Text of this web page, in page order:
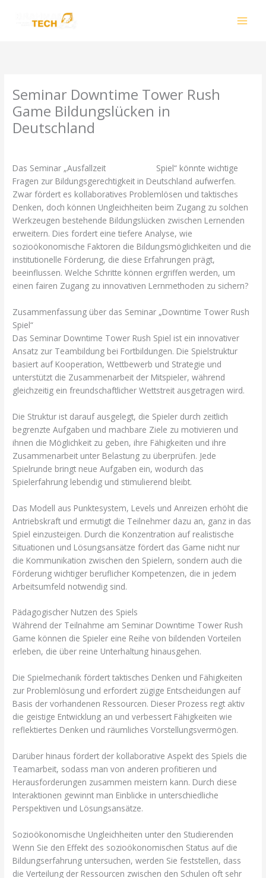
Seminar Downtime Tower Rush
Game Bildungslücken in
Deutschland
Das Seminar „Ausfallzeit
Spiel“ könnte wichtige
Fragen zur Bildungsgerechtigkeit in Deutschland aufwerfen.
Zwar fördert es kollaboratives Problemlösen und taktisches
Denken, doch können Ungleichheiten beim Zugang zu solchen
Werkzeugen bestehende Bildungslücken zwischen Lernenden
erweitern. Dies fordert eine tiefere Analyse, wie
sozioökonomische Faktoren die Bildungsmöglichkeiten und die
institutionelle Förderung, die diese Erfahrungen prägt,
beeinflussen. Welche Schritte können ergriffen werden, um
einen fairen Zugang zu innovativen Lernmethoden zu sichern?
Zusammenfassung über das Seminar „Downtime Tower Rush
Spiel“
Das Seminar Downtime Tower Rush Spiel ist ein innovativer
Ansatz zur Teambildung bei Fortbildungen. Die Spielstruktur
basiert auf Kooperation, Wettbewerb und Strategie und
unterstützt die Zusammenarbeit der Mitspieler, während
gleichzeitig ein freundschaftlicher Wettstreit ausgetragen wird.
Die Struktur ist darauf ausgelegt, die Spieler durch zeitlich
begrenzte Aufgaben und machbare Ziele zu motivieren und
ihnen die Möglichkeit zu geben, ihre Fähigkeiten und ihre
Zusammenarbeit unter Belastung zu überprüfen. Jede
Spielrunde bringt neue Aufgaben ein, wodurch das
Spielerfahrung lebendig und stimulierend bleibt.
Das Modell aus Punktesystem, Levels und Anreizen erhöht die
Antriebskraft und ermutigt die Teilnehmer dazu an, ganz in das
Spiel einzusteigen. Durch die Konzentration auf realistische
Situationen und Lösungsansätze fördert das Game nicht nur
die Kommunikation zwischen den Spielern, sondern auch die
Förderung wichtiger beruflicher Kompetenzen, die in jedem
Arbeitsumfeld notwendig sind.
Pädagogischer Nutzen des Spiels
Während der Teilnahme am Seminar Downtime Tower Rush
Game können die Spieler eine Reihe von bildenden Vorteilen
erleben, die über reine Unterhaltung hinausgehen.
Die Spielmechanik fördert taktisches Denken und Fähigkeiten
zur Problemlösung und erfordert zügige Entscheidungen auf
Basis der vorhandenen Ressourcen. Dieser Prozess regt aktiv
die geistige Entwicklung an und verbessert Fähigkeiten wie
reflektiertes Denken und räumliches Vorstellungsvermögen.
Darüber hinaus fördert der kollaborative Aspekt des Spiels die
Teamarbeit, sodass man von anderen profitieren und
Herausforderungen zusammen meistern kann. Durch diese
Interaktionen gewinnt man Einblicke in unterschiedliche
Perspektiven und Lösungsansätze.
Sozioökonomische Ungleichheiten unter den Studierenden
Wenn Sie den Effekt des sozioökonomischen Status auf die
Bildungserfahrung untersuchen, werden Sie feststellen, dass
die Verteilung der Ressourcen zwischen den Schulen oft sehr